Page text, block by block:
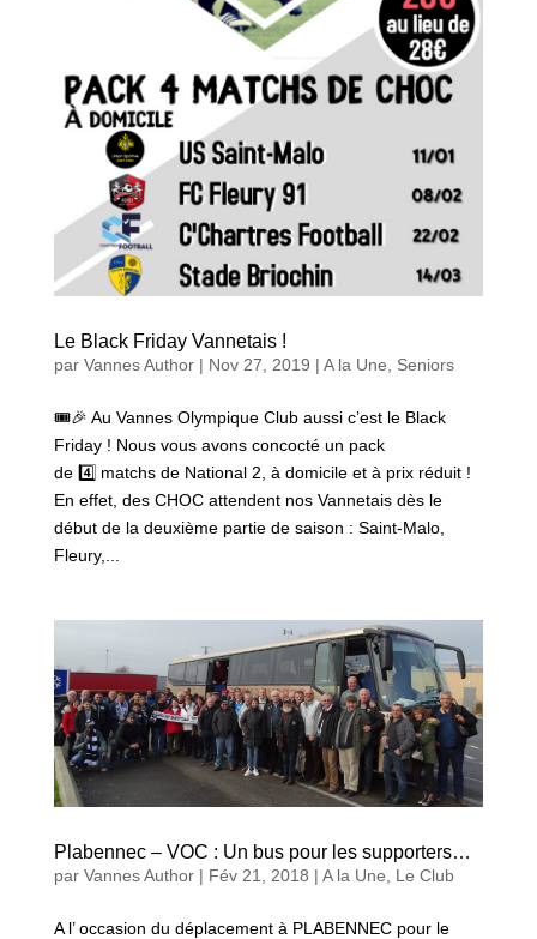
Le Black Friday Vannetais !
par Vannes Author| Nov 27, 2019 | A la Une Seniors
🎟🎉 Au Vannes Olympique Club aussi c’est le Black
Friday ! Nous vous avons concocté un pack
de 4️⃣ matchs de National 2, à domicile et à prix réduit !
En effet, des CHOC attendent nos Vannetais dès le
début de la deuxième partie de saison : Saint-Malo,
Fleury,...
Plabennec – VOC : Un bus pour les supporters…
par Vannes Author| Fév 21, 2018 | A la Une Le Club
A l’ occasion du déplacement à PLABENNEC pour le